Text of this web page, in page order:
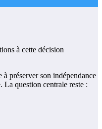
préserver son indépendance
La question centrale reste :